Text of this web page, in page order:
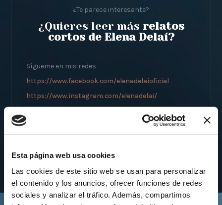
Esta página web usa cookies
Las cookies de este sitio web se usan para personalizar
el contenido y los anuncios, ofrecer funciones de redes
sociales y analizar el tráfico. Además, compartimos
¿Te parece interesante?
¿Quieres leer más relatos
cortos de Elena Delaí?
Sígueme en mis redes
https://www.facebook.com/elenadelaioficial
https://www.instagram.com/elenadelai/
https://elenadelai.com/contacto-elena-delai/